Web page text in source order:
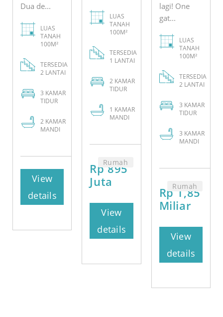
Dua de...
LUAS
TANAH
100M²
TERSEDIA
2 LANTAI
3 KAMAR
TIDUR
2 KAMAR
MANDI
View
details
LUAS
TANAH
100M²
TERSEDIA
1 LANTAI
2 KAMAR
TIDUR
1 KAMAR
MANDI
Rp 895
Juta
Rumah
View
details
lagi! One
gat...
LUAS
TANAH
100M²
TERSEDIA
2 LANTAI
3 KAMAR
TIDUR
3 KAMAR
MANDI
Rp 1,85
Miliar
Rumah
View
details